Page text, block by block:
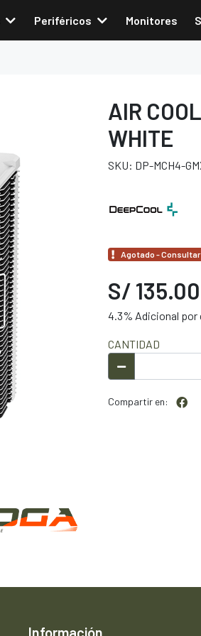
Periféricos Monitores
AIR
WHITE
SKU: DP-MCH4-
Agotado -
S/ 135.00
4.3% Adicional
CANTIDAD
Compartir en: